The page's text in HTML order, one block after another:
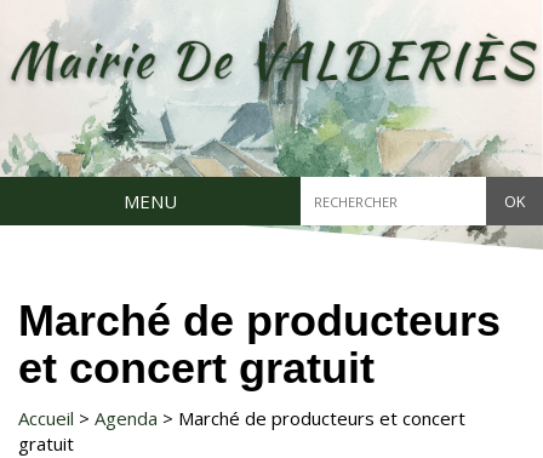
contenu
principal
MENU
dans
Marché de producteurs
et concert gratuit
Accueil Agenda
Marché de producteurs et concert
gratuit